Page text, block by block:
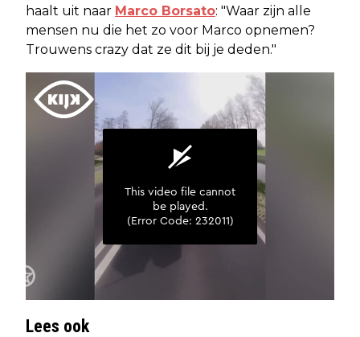
haalt uit naar Marco Borsato: "Waar zijn alle
mensen nu die het zo voor Marco opnemen?
Trouwens crazy dat ze dit bij je deden."
Lees ook